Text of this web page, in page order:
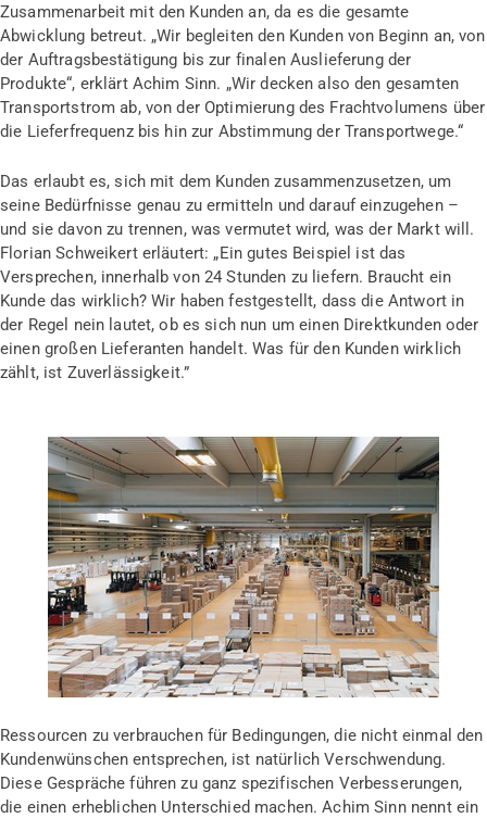
Zusammenarbeit mit den Kunden an, da es die gesamte
Abwicklung betreut. „Wir begleiten den Kunden von Beginn an, von
der Auftragsbestätigung bis zur finalen Auslieferung der
Produkte“, erklärt Achim Sinn. „Wir decken also den gesamten
Transportstrom ab, von der Optimierung des Frachtvolumens über
die Lieferfrequenz bis hin zur Abstimmung der Transportwege.“
Das erlaubt es, sich mit dem Kunden zusammenzusetzen, um
seine Bedürfnisse genau zu ermitteln und darauf einzugehen –
und sie davon zu trennen, was vermutet wird, was der Markt will.
Florian Schweikert erläutert: „Ein gutes Beispiel ist das
Versprechen, innerhalb von 24 Stunden zu liefern. Braucht ein
Kunde das wirklich? Wir haben festgestellt, dass die Antwort in
der Regel nein lautet, ob es sich nun um einen Direktkunden oder
einen großen Lieferanten handelt. Was für den Kunden wirklich
zählt, ist Zuverlässigkeit.”
Ressourcen zu verbrauchen für Bedingungen, die nicht einmal den
Kundenwünschen entsprechen, ist natürlich Verschwendung.
Diese Gespräche führen zu ganz spezifischen Verbesserungen,
die einen erheblichen Unterschied machen. Achim Sinn nennt ein